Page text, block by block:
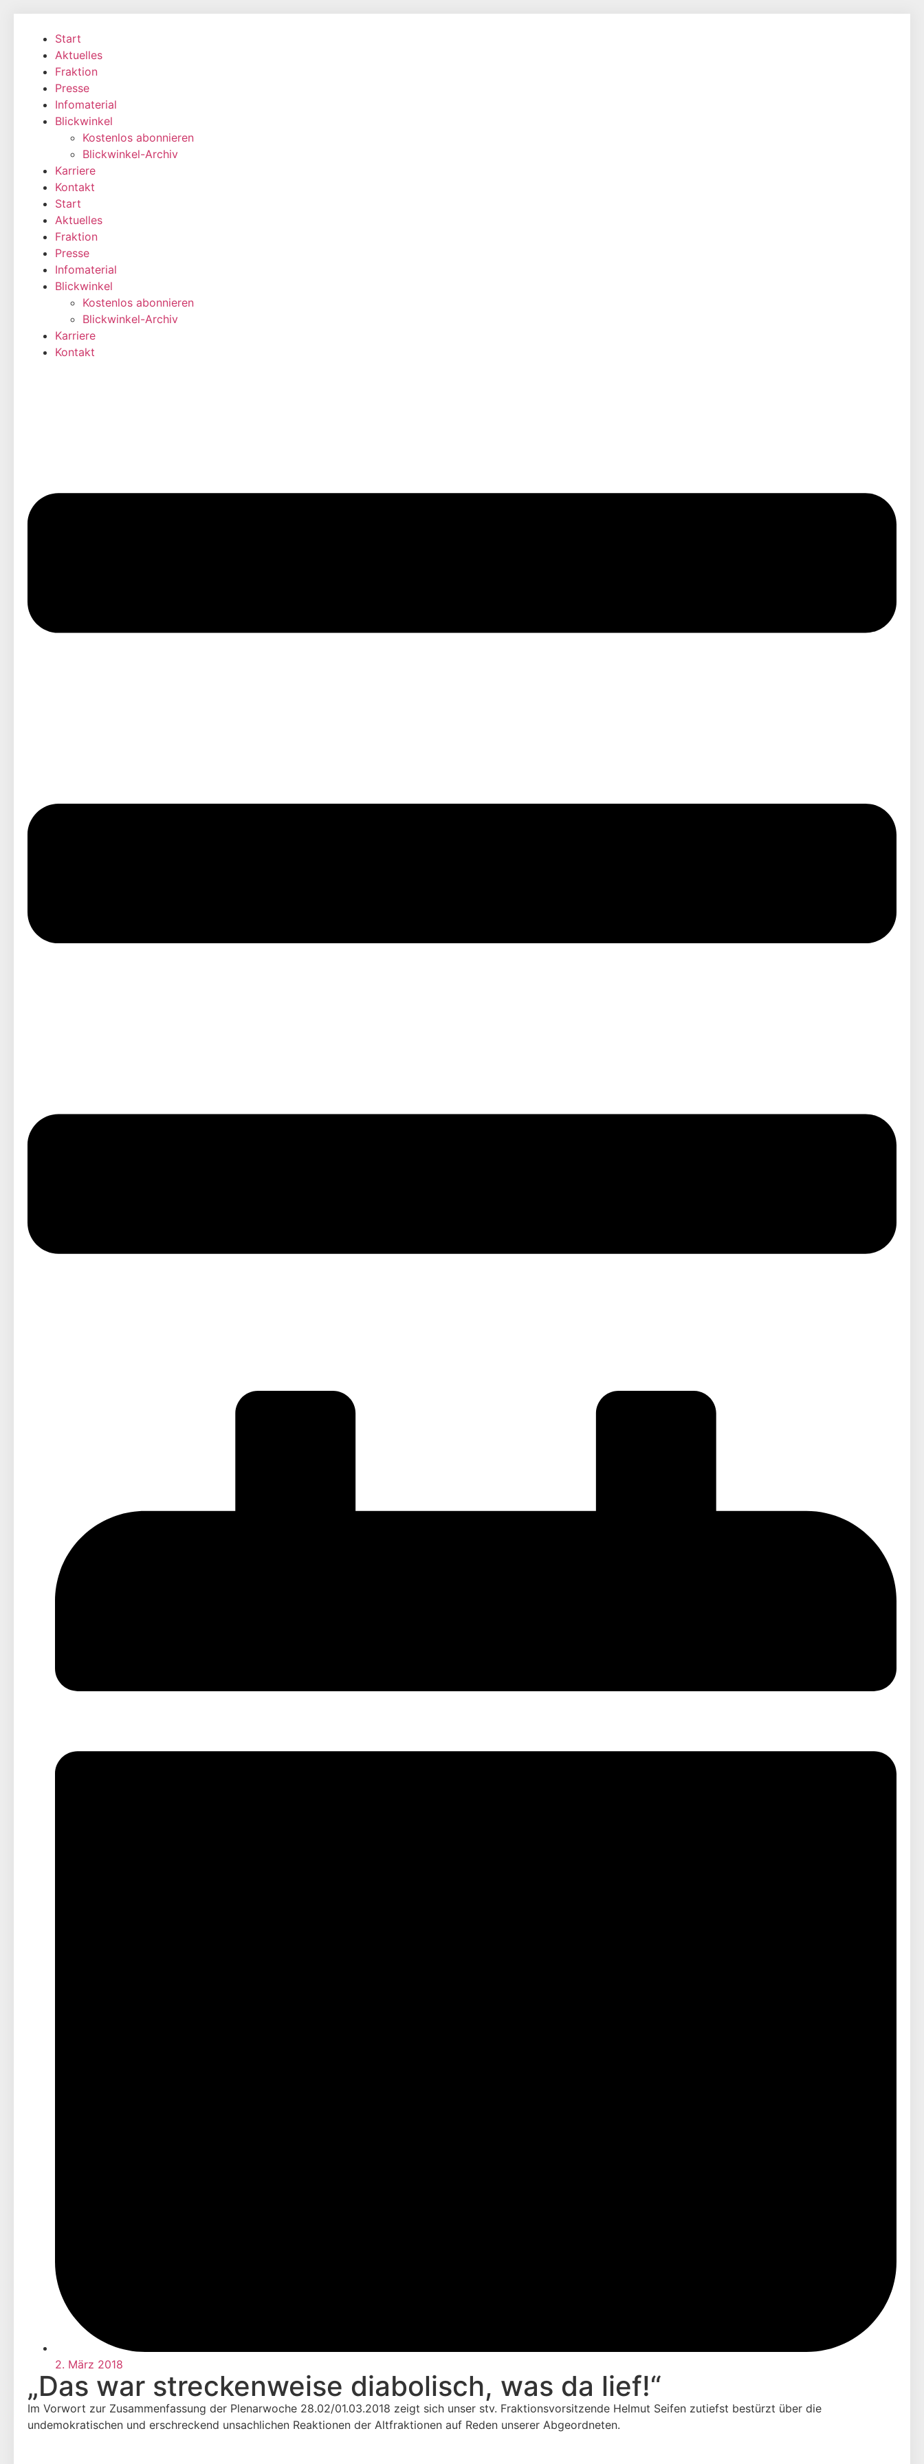
wechseln
Start
Aktuelles
Fraktion
Presse
Infomaterial
Blickwinkel
Kostenlos abonnieren
Blickwinkel-Archiv
Karriere
Kontakt
Start
Aktuelles
Fraktion
Presse
Infomaterial
Blickwinkel
Kostenlos abonnieren
Blickwinkel-Archiv
Karriere
Kontakt
2. März 2018
„Das war streckenweise diabolisch, was da lief!“
Im Vorwort zur Zusammenfassung der Plenarwoche 28.02/01.03.2018 zeigt sich unser stv. Fraktionsvorsitzende Helmut Seifen zutiefst bestürzt über die
undemokratischen und erschreckend unsachlichen Reaktionen der Altfraktionen auf Reden unserer Abgeordneten.